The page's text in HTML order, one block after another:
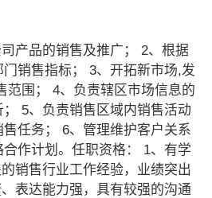
产品的销售及推广； 2、根据
销售指标； 3、开拓新市场,发
范围； 4、负责辖区市场信息的
5、负责销售区域内销售活动
任务； 6、管理维护客户关系
作计划。任职资格： 1、有学
销售行业工作经验，业绩突出
表达能力强，具有较强的沟通